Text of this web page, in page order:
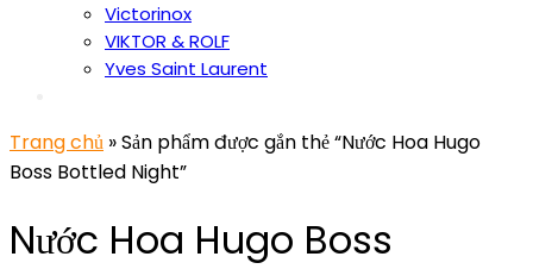
Victorinox
VIKTOR & ROLF
Yves Saint Laurent
Trang chủ » Sản phẩm được gắn thẻ “Nước Hoa Hugo
Boss Bottled Night”
Nước Hoa Hugo Boss